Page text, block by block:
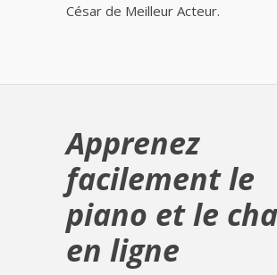
César de Meilleur Acteur.
Apprenez
facilement le
piano et le
en ligne